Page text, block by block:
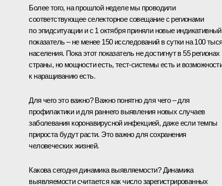
Более того, на прошлой неделе мы проводили
соответствующее селекторное совещание с регионами
по эпидситуации и с 1 октября приняли новые индикативный
показатель – не менее 150 исследований в сутки на 100
населения. Пока этот показатель не достигнут в 55 регионах
страны, но мощности есть, тест-системы есть и
к наращиванию есть.
Для чего это важно? Важно понятно для чего – для
профилактики и для раннего выявления новых случаев
заболевания коронавирусной инфекцией, даже если темпы
прироста будут расти. Это важно для сохранения
человеческих жизней.
Какова сегодня динамика выявляемости? Динамика
выявляемости считается как число зарегистрированных